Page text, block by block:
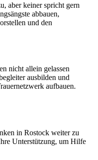
aber keiner spricht gern
abbauen,
und den
nicht allein gelassen
ausbilden und
aufbauen.
in Rostock weiter zu
Unterstützung, um Hilfe